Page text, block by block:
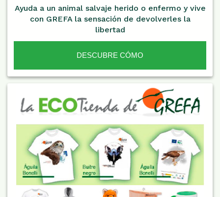
Ayuda a un animal salvaje herido o enfermo y vive
con GREFA la sensación de devolverles la
libertad
DESCUBRE CÓMO